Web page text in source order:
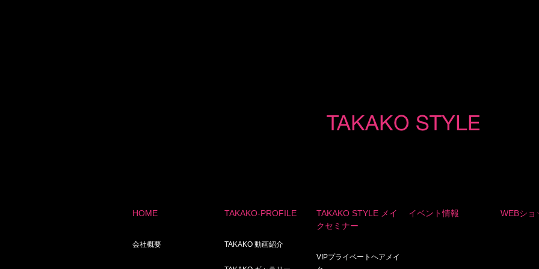
HOME
会社概要
TAKAKO-PROFILE
TAKAKO 動画紹介
TAKAKO STYLE メイ
クセミナー
VIPプライベートヘアメイ
イベント情報 WEBショ